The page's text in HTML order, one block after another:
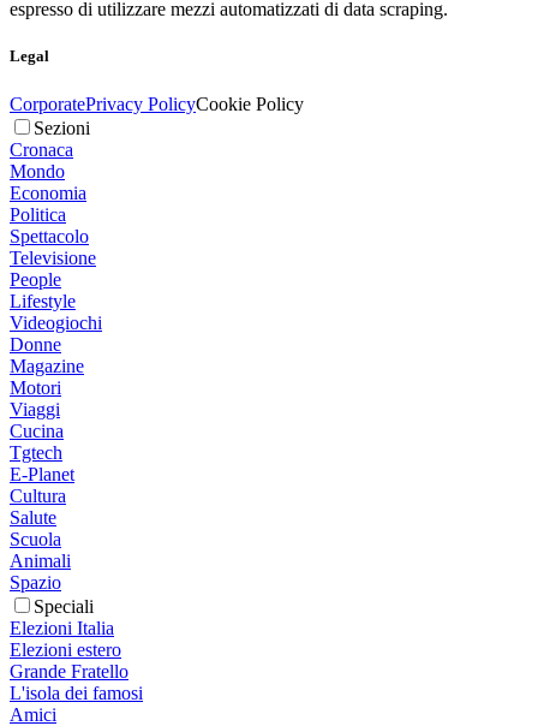
espresso di utilizzare mezzi automatizzati di data scraping.
Legal
CorporatePrivacy PolicyCookie Policy
Sezioni
Cronaca
Mondo
Economia
Politica
Spettacolo
Televisione
People
Lifestyle
Videogiochi
Donne
Magazine
Motori
Viaggi
Cucina
Tgtech
E-Planet
Cultura
Salute
Scuola
Animali
Spazio
Speciali
Elezioni Italia
Elezioni estero
Grande Fratello
L'isola dei famosi
Amici